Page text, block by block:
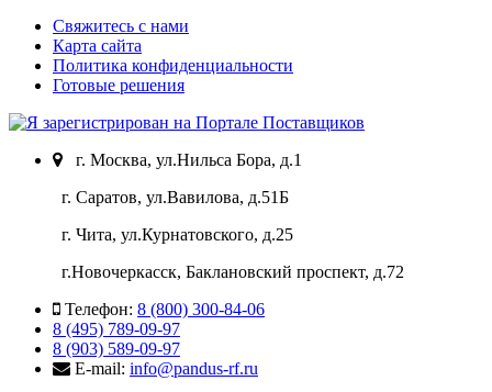
Свяжитесь с нами
Карта сайта
Политика конфиденциальности
Готовые решения
г. Москва, ул.Нильса Бора, д.1
г. Саратов, ул.Вавилова, д.51Б
г. Чита, ул.Курнатовского, д.25
г.Новочеркасск, Баклановский проспект, д.72
Телефон: 8 (800) 300-84-06
8 (495) 789-09-97
8 (903) 589-09-97
E-mail: info@pandus-rf.ru